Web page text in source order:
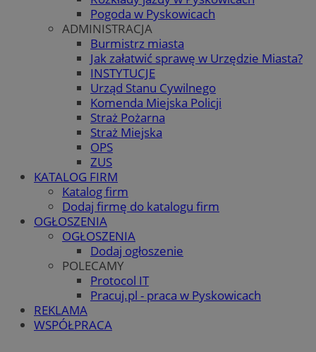
Pogoda w Pyskowicach
ADMINISTRACJA
Burmistrz miasta
Jak załatwić sprawę w Urzędzie Miasta?
INSTYTUCJE
Urząd Stanu Cywilnego
Komenda Miejska Policji
Straż Pożarna
Straż Miejska
OPS
ZUS
KATALOG FIRM
Katalog firm
Dodaj firmę do katalogu firm
OGŁOSZENIA
OGŁOSZENIA
Dodaj ogłoszenie
POLECAMY
Protocol IT
Pracuj.pl - praca w Pyskowicach
REKLAMA
WSPÓŁPRACA